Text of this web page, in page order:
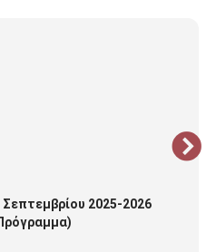
2025-2026